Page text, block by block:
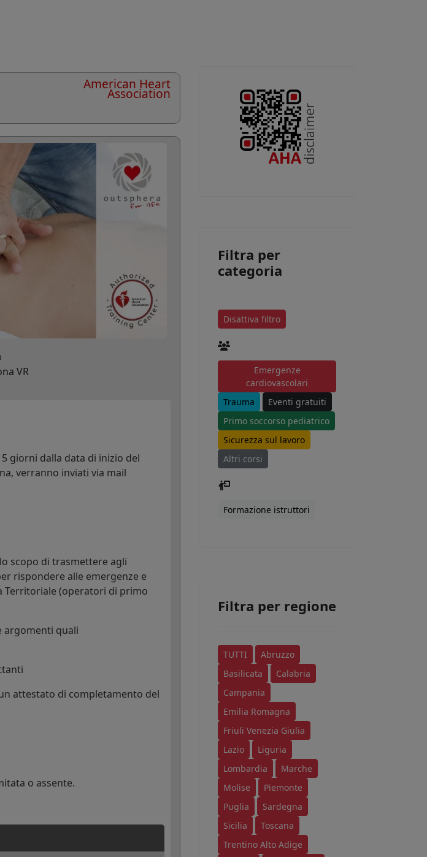
American Heart
Association
VR
giorni dalla data di inizio del
verranno inviati via mail
scopo di trasmettere agli
rispondere alle emergenze e
Territoriale (operatori di primo
argomenti quali
attestato di completamento del
o assente.
Filtra per
categoria
Disattiva filtro
Emergenze
cardiovascolari
Trauma
Eventi gratuiti
Primo soccorso pediatrico
Sicurezza sul lavoro
Altri corsi
Formazione istruttori
Filtra per regione
TUTTI
Abruzzo
Basilicata
Calabria
Campania
Emilia Romagna
Friuli Venezia Giulia
Lazio
Liguria
Lombardia
Marche
Molise
Piemonte
Puglia
Sardegna
Sicilia
Toscana
Trentino Alto Adige